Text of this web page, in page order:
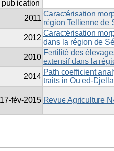
publication
2011
Caractérisation
région Tellienne de
2012
Caractérisation
dans la région de
2010
Fertilité des
extensif dans la
2014
Path coefficient
traits in Ouled-
17-fév-2015 Revue Agriculture